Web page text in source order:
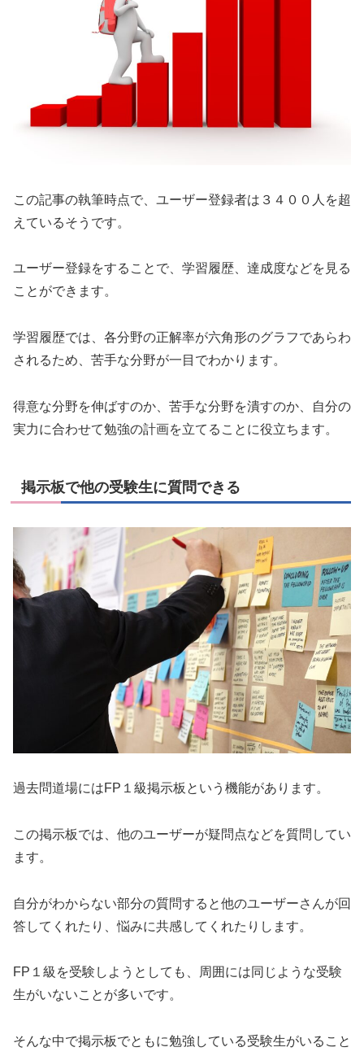
この記事の執筆時点で、ユーザー登録者は３４００人を超
えているそうです。
ユーザー登録をすることで、学習履歴、達成度などを見る
ことができます。
学習履歴では、各分野の正解率が六角形のグラフであらわ
されるため、苦手な分野が一目でわかります。
得意な分野を伸ばすのか、苦手な分野を潰すのか、自分の
実力に合わせて勉強の計画を立てることに役立ちます。
掲示板で他の受験生に質問できる
過去問道場にはFP１級掲示板という機能があります。
この掲示板では、他のユーザーが疑問点などを質問してい
ます。
自分がわからない部分の質問すると他のユーザーさんが回
答してくれたり、悩みに共感してくれたりします。
FP１級を受験しようとしても、周囲には同じような受験
生がいないことが多いです。
そんな中で掲示板でともに勉強している受験生がいること